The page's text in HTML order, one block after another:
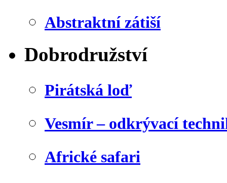
Abstraktní zátiší
Dobrodružství
Pirátská loď
Vesmír – odkrývací
Africké safari